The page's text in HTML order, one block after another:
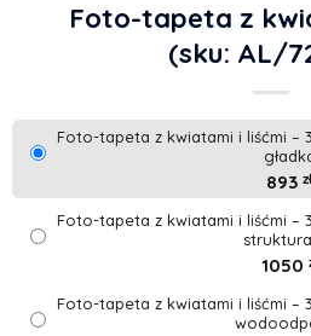
Foto-tapeta z
(sku: AL/
Foto-tapeta z kwiatami i liśćmi –
893 zł
Foto-tapeta z kwiatami i liśćmi –
1050
Foto-tapeta z kwiatami i liśćmi –